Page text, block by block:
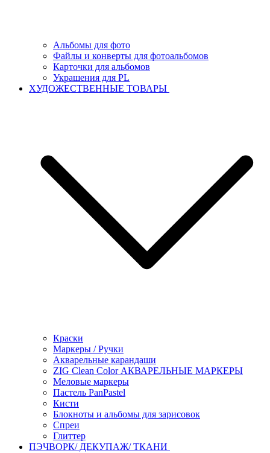
Альбомы для фото
Файлы и конверты для фотоальбомов
Карточки для альбомов
Украшения для PL
ХУДОЖЕСТВЕННЫЕ ТОВАРЫ
Краски
Маркеры / Ручки
Акварельные карандаши
ZIG Clean Color АКВАРЕЛЬНЫЕ МАРКЕРЫ
Меловые маркеры
Пастель PanPastel
Кисти
Блокноты и альбомы для зарисовок
Спреи
Глиттер
ПЭЧВОРК/ ДЕКУПАЖ/ ТКАНИ